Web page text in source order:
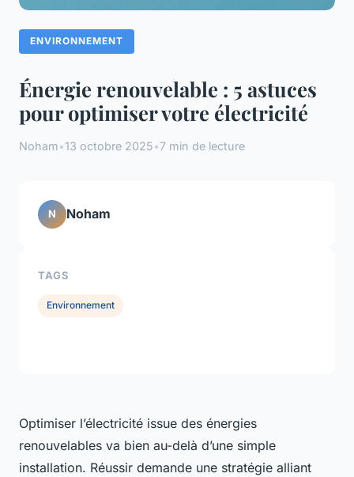
ENVIRONNEMENT
Énergie renouvelable : 5 astuces
pour optimiser votre électricité
Noham•13 octobre 2025•7 min de lecture
Optimiser l’électricité issue des énergies
renouvelables va bien au-delà d’une simple
installation. Réussir demande une stratégie alliant
N Noham
TAGS
Environnement